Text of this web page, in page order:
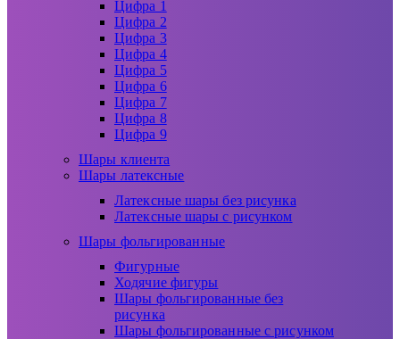
Цифра 1
Цифра 2
Цифра 3
Цифра 4
Цифра 5
Цифра 6
Цифра 7
Цифра 8
Цифра 9
Шары клиента
Шары латексные
Латексные шары без рисунка
Латексные шары с рисунком
Шары фольгированные
Фигурные
Ходячие фигуры
Шары фольгированные без
рисунка
Шары фольгированные с рисунком